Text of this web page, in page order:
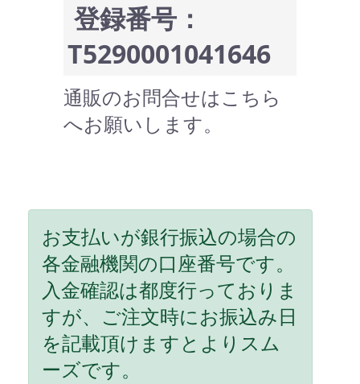
登録番号：
T5290001041646
通販のお問合せはこちら
へお願いします。
お支払いが銀行振込の場合の
各金融機関の口座番号です。
入金確認は都度行っておりま
すが、ご注文時にお振込み日
を記載頂けますとよりスム
ーズです。